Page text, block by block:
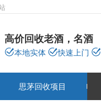
高价回收老酒，名酒
本地实体 快速上门
思茅回收项目